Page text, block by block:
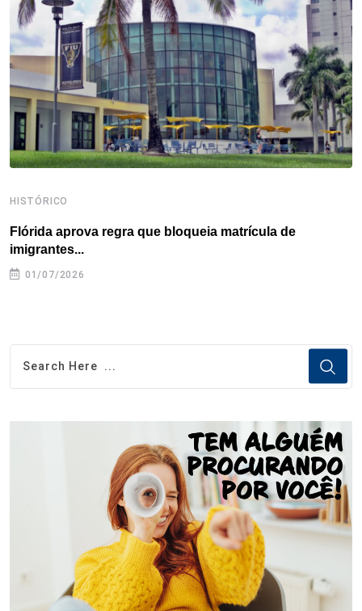
o
k
r I
n
e
s
s p
p
HISTÓRICO
Flórida aprova regra que bloqueia matrícula de
imigrantes...
01/07/2026